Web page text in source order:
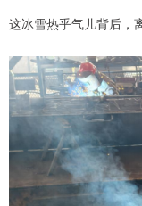
这冰雪热乎气儿背后，